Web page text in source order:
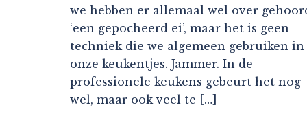
we hebben er allemaal wel over
‘een gepocheerd ei’, maar het is geen
techniek die we algemeen gebruiken in
onze keukentjes. Jammer. In de
professionele keukens gebeurt het nog
wel, maar ook veel te […]